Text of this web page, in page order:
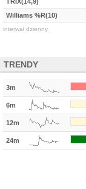
Williams %R(10)
interwał dzienny
TRENDY
3m
6m
12m
24m